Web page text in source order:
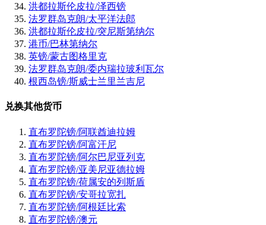
洪都拉斯伦皮拉/泽西镑
法罗群岛克朗/太平洋法郎
洪都拉斯伦皮拉/突尼斯第纳尔
港币/巴林第纳尔
英镑/蒙古图格里克
法罗群岛克朗/委内瑞拉玻利瓦尔
根西岛镑/斯威士兰里兰吉尼
兑换其他货币
直布罗陀镑/阿联酋迪拉姆
直布罗陀镑/阿富汗尼
直布罗陀镑/阿尔巴尼亚列克
直布罗陀镑/亚美尼亚德拉姆
直布罗陀镑/荷属安的列斯盾
直布罗陀镑/安哥拉宽扎
直布罗陀镑/阿根廷比索
直布罗陀镑/澳元